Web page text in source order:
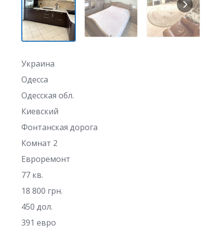
Украина
Одесса
Одесская обл.
Киевский
Фонтанская дорога
Комнат 2
Евроремонт
77 кв.
18 800 грн.
450 дол.
391 евро